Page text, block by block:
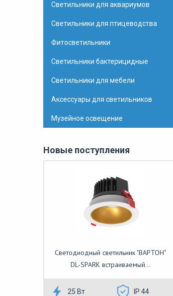
Светильники для аквариумов
Светильники для птицеводства
Фитосветильники
Светильники бактерицидные
Светильники для мебели
Аксессуары для светильников
Музейное освещение
Новые поступления
Светодиодный светильник "ВАРТОН"
DL-SPARK встраиваемый...
25 Вт
IP 44